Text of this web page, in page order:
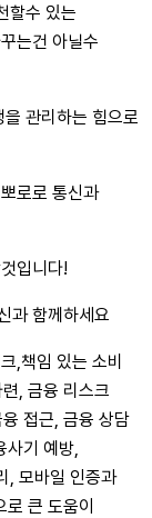
할수 있는
는건 아닐수
관리하는 힘으로
로로 통신과
입니다!
과 함께하세요
,책임 있는 소비
, 금융 리스크
접근, 금융 상담
사기 예방,
, 모바일 인증과
큰 도움이